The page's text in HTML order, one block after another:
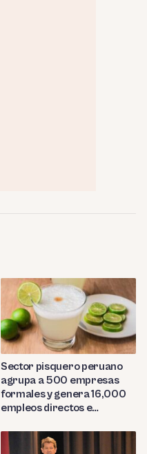
Sector pisquero peruano
agrupa a 500 empresas
formales y genera 16,000
empleos directos e